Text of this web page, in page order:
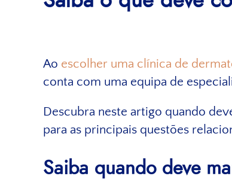
Ao escolher uma clínica de
conta com uma equipa de
Descubra neste artigo quando
para as principais questões
Saiba quando deve